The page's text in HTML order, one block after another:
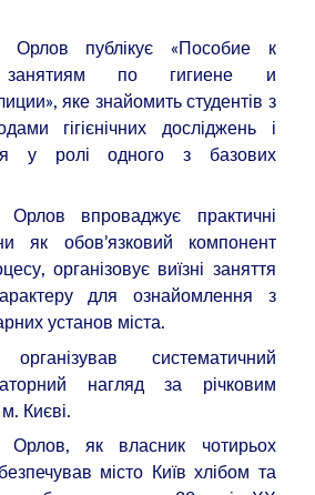
публікує «Пособие к
занятиям по гигиене и
яке знайомить студентів з
гігієнічних досліджень і
у ролі одного з базових
впроваджує практичні
як обов’язковий компонент
організовує виїзні заняття
для ознайомлення з
установ міста.
систематичний
нагляд за річковим
Києві.
як власник чотирьох
місто Київ хлібом та